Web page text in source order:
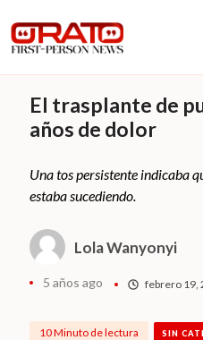
El trasplante de
años de dolor
Una tos persistente indicaba
estaba sucediendo.
Lola Wanyonyi
5 años ago febrero 19,
10 Minuto de lectura SIN